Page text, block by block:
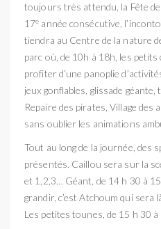
toujours très attendu, la Fête
17e année consécutive,
tiendra au Centre de la nature
parc où, de 10h à 18h, les
profiter d’une panoplie
jeux gonflables, glissade
Repaire des pirates, Village des
sans oublier les animations
Tout au long de la journée, des
présentés. Caillou sera sur la
et 1,2,3… Géant, de 14 h 30 à
grandir, c’est Atchoum qui sera
Les petites tounes, de 15 h 30